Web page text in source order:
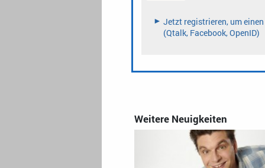
Weitere Neuigkeiten